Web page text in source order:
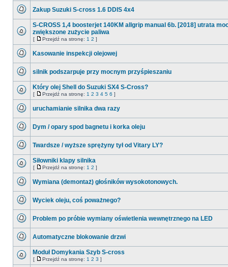
nieprzeczytanych
ma
nieprzeczytanych
postów
Zakup Suzuki S-cross 1.6 DDIS 4x4
Nie
ma
postów
S-CROSS 1,4 boosterjet 140KM allgrip manual 6b. [2018] utrata
zwiększone zużycie paliwa
[
Przejdź
stronę
Przejdź na stronę: 1 2 ]
nieprzeczytanych
Kasowanie inspekcji olejowej
ma
nieprzeczytanych
postów
silnik podszarpuje przy mocnym przyśpieszaniu
Nie
nieprzeczytanych
Który olej Shell do Suzuki SX4 S-Cross?
[
Przejdź
stronę
Przejdź na stronę: 1 2 3 4 5 6 ]
nieprzeczytanych
uruchamianie silnika dwa razy
nieprzeczytanych
Dym / opary spod bagnetu i korka oleju
ma
nieprzeczytanych
postów
Twardsze / wyższe sprężyny tył od Vitary LY?
Nie
nieprzeczytanych
Siłowniki klapy silnika
[
Przejdź
stronę
Przejdź na stronę: 1 2 ]
nieprzeczytanych
Wymiana (demontaż) głośników wysokotonowych.
nieprzeczytanych
Wyciek oleju, coś poważnego?
nieprzeczytanych
Problem po próbie wymiany oświetlenia wewnętrznego na LED
ma
nieprzeczytanych
postów
Automatyczne blokowanie drzwi
Nie
Moduł Domykania Szyb S-cross
[
Przejdź
Przejdź na stronę: 1 2 3 ]